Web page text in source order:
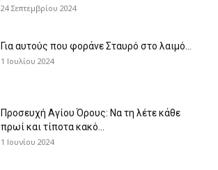
24 Σεπτεμβρίου 2024
Για αυτούς που φοράνε Σταυρό στο λαιμό…
1 Ιουλίου 2024
Προσευχή Αγίου Όρους: Να τη λέτε κάθε
πρωί και τίποτα κακό...
1 Ιουνίου 2024